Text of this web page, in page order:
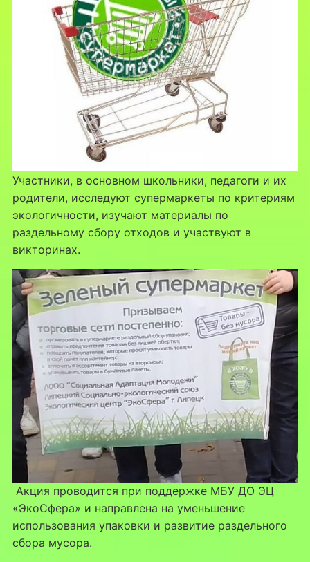
Участники, в основном школьники, педагоги и их
родители, исследуют супермаркеты по критериям
экологичности, изучают материалы по
раздельному сбору отходов и участвуют в
викторинах.
Акция проводится при поддержке МБУ ДО ЭЦ
«ЭкоСфера» и направлена на уменьшение
использования упаковки и развитие раздельного
сбора мусора.